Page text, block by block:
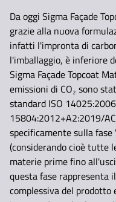
Da oggi Sigma Façade
grazie alla nuova
infatti l'impronta di
l'imballaggio, è inferiore
Sigma Façade Topcoat
emissioni di CO₂ sono
standard ISO
15804:2012+A2:2019/
specificamente sulla
(considerando cioè tutte
materie prime fino
questa fase rappresenta
complessiva del prodotto